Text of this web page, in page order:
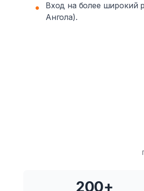
●
Вход на более широкий
Ангола).
200+